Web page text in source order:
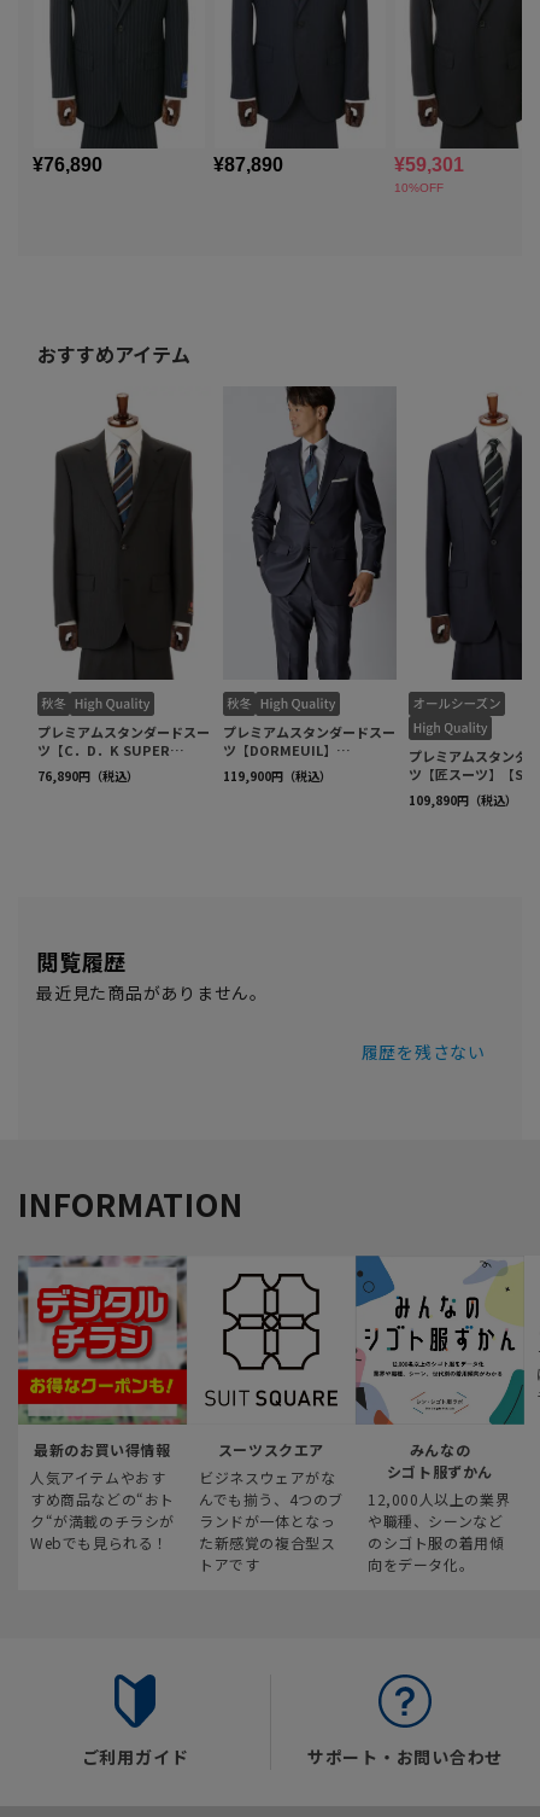
閲覧履歴
最近見た商品がありません。
履歴を残さない
INFORMATION
最新のお買い得情報
人気アイテムやおす
すめ商品などの“おト
ク“が満載のチラシが
Webでも見られる！
スーツスクエア
ビジネスウェアがな
んでも揃う、4つのブ
ランドが一体となっ
た新感覚の複合型ス
トアです
みんなの
シゴト服ずかん
12,000人以上の業界
や職種、シーンなど
のシゴト服の着用傾
向をデータ化。
ご利用ガイド サポート・お問い合わせ